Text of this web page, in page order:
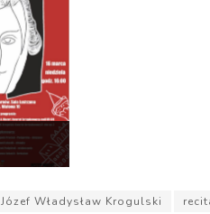
Józef Władysław Krogulski